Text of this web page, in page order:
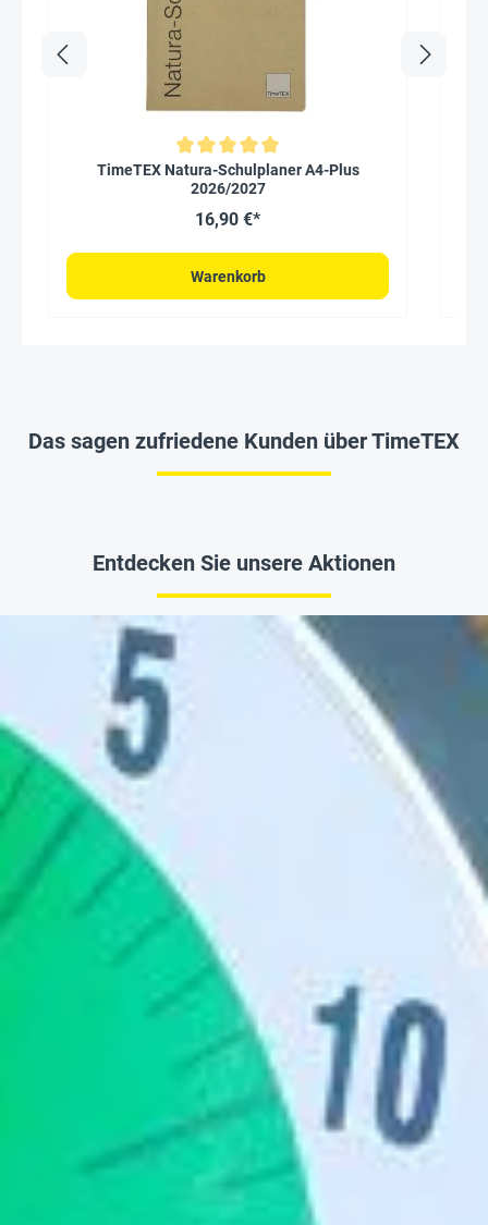
Durchschnittliche Bewertung von 5 von 5 Sternen
TimeTEX Natura-Schulplaner A4-Plus
2026/2027
16,90 €*
Warenkorb
Das sagen zufriedene Kunden über TimeTEX
Entdecken Sie unsere Aktionen